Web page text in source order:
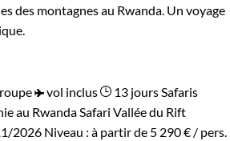
des montagnes au Rwanda. Un voyage
vol inclus 13 jours Safaris
au Rwanda Safari Vallée du Rift
2026 Niveau : à partir de 5 290 € / pers.